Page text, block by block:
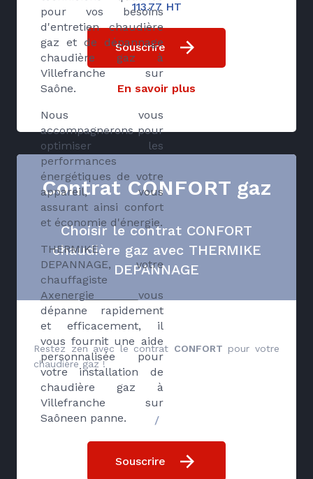
pour vos besoins
d'entretien chaudière
gaz et de dépannage
chaudière gaz à
Villefranche sur
Saône.
Nous vous
accompagnerons pour
optimiser les
performances
énergétiques de votre
appareil, vous
assurant ainsi confort
et économie d'énergie.
THERMIKE
DEPANNAGE, votre
chauffagiste
Axenergie vous
dépanne rapidement
et efficacement, il
vous fournit une aide
personnalisée pour
votre installation de
chaudière gaz à
Villefranche sur
Saôneen panne.
113.77 HT
Souscrire
En savoir plus
Contrat CONFORT gaz
Choisir le contrat CONFORT
chaudière gaz avec THERMIKE
DEPANNAGE
Restez zen avec le contrat CONFORT pour votre
chaudière gaz !
/
Souscrire